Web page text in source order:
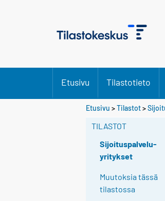
Etusivu Tilastotieto
Etusivu >Tilastot>
TILASTOT
Sijoituspalvelu-
yritykset
Muutoksia tässä
tilastossa